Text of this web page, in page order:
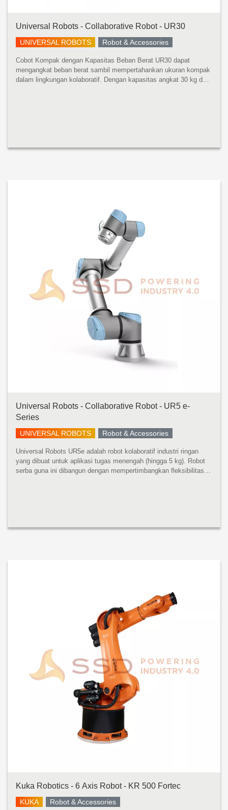
Universal Robots - Collaborative Robot - UR30
UNIVERSAL ROBOTS Robot & Accessories
Cobot Kompak dengan Kapasitas Beban Berat UR30 dapat
mengangkat beban berat sambil mempertahankan ukuran kompak
dalam lingkungan kolaboratif. Dengan kapasitas angkat 30 kg dan
Universal Robots - Collaborative Robot - UR5 e-
Series
UNIVERSAL ROBOTS Robot & Accessories
Universal Robots UR5e adalah robot kolaboratif industri ringan
yang dibuat untuk aplikasi tugas menengah (hingga 5 kg). Robot
serba guna ini dibangun dengan mempertimbangkan fleksibilitas
Kuka Robotics - 6 Axis Robot - KR 500 Fortec
KUKA Robot & Accessories